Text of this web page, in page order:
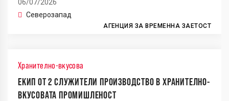
06/07/2026
Северозапад
АГЕНЦИЯ ЗА ВРЕМЕННА ЗАЕТОСТ
Хранително-вкусова
ЕКИП ОТ 2 СЛУЖИТЕЛИ ПРОИЗВОДСТВО В ХРАНИТЕЛНО-
ВКУСОВАТА ПРОМИШЛЕНОСТ